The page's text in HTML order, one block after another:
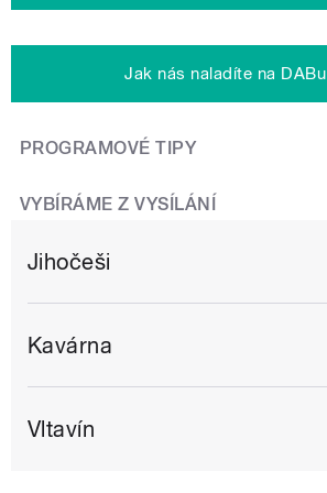
Jak nás naladíte na DABu
PROGRAMOVÉ TIPY
VYBÍRÁME Z VYSÍLÁNÍ
Jihočeši
Kavárna
Vltavín